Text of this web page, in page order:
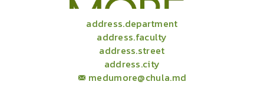
address.department
address.faculty
address.street
address.city
medumore@chula.md